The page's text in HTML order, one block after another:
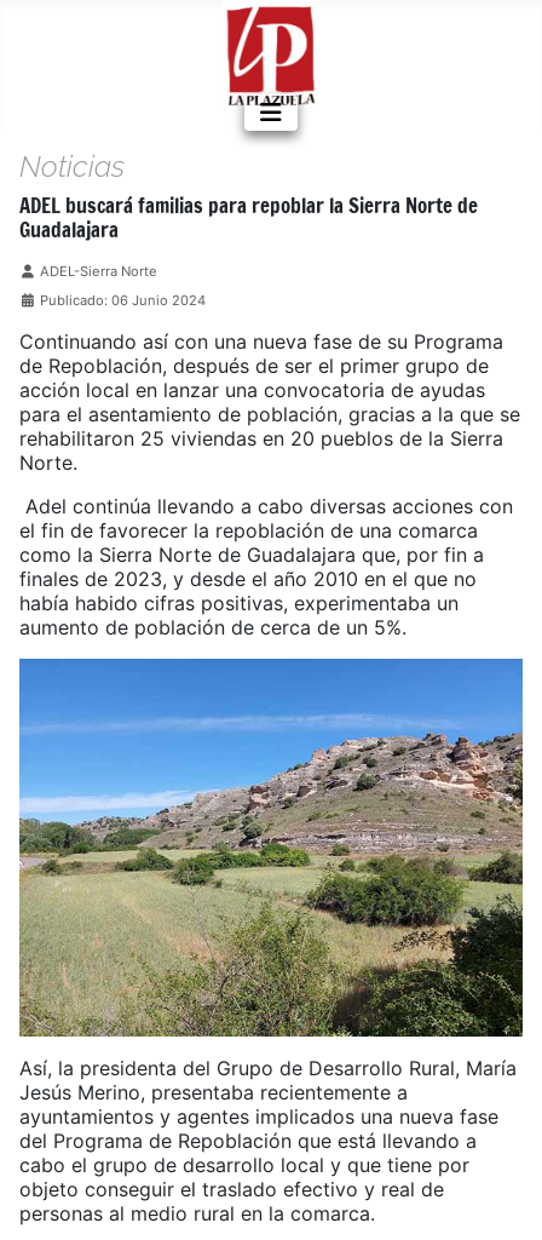
Noticias
ADEL buscará familias para repoblar la Sierra Norte de
Guadalajara
Detalles
ADEL-Sierra Norte
Publicado: 06 Junio 2024
Continuando así con una nueva fase de su Programa
de Repoblación, después de ser el primer grupo de
acción local en lanzar una convocatoria de ayudas
para el asentamiento de población, gracias a la que se
rehabilitaron 25 viviendas en 20 pueblos de la Sierra
Norte.
Adel continúa llevando a cabo diversas acciones con
el fin de favorecer la repoblación de una comarca
como la Sierra Norte de Guadalajara que, por fin a
finales de 2023, y desde el año 2010 en el que no
había habido cifras positivas, experimentaba un
aumento de población de cerca de un 5%.
Así, la presidenta del Grupo de Desarrollo Rural, María
Jesús Merino, presentaba recientemente a
ayuntamientos y agentes implicados una nueva fase
del Programa de Repoblación que está llevando a
cabo el grupo de desarrollo local y que tiene por
objeto conseguir el traslado efectivo y real de
personas al medio rural en la comarca.